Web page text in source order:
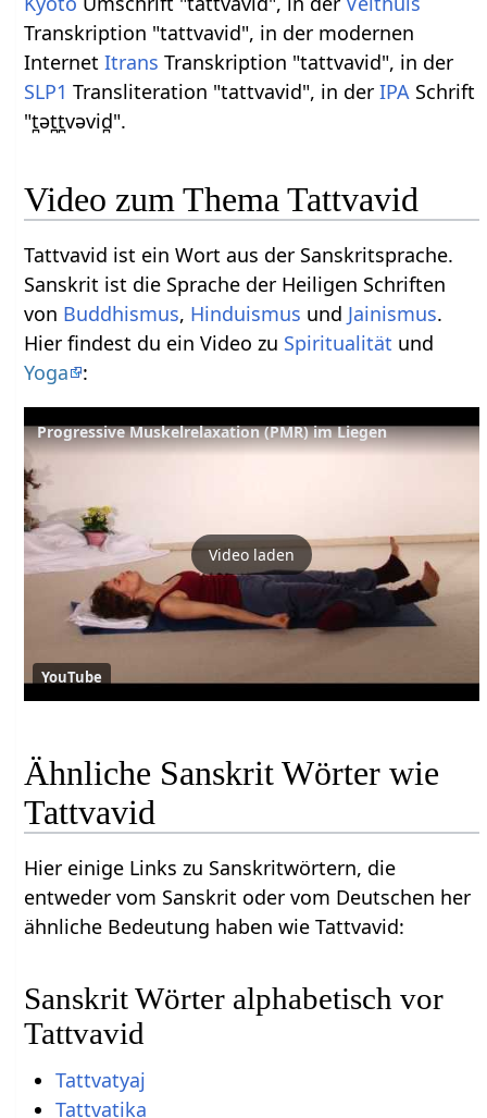
Transkription "tattvavid", in der modernen
InternetItrans Transkription "tattvavid", in der
SLP1 Transliteration "tattvavid", in derIPA Schrift
"t̪ət̪t̪vəvid̪".
Video zum Thema Tattvavid
Tattvavid ist ein Wort aus der Sanskritsprache.
Sanskrit ist die Sprache der Heiligen Schriften
von Buddhismus, Hinduismus und Jainismus.
Hier findest du ein Video zu Spiritualität und
Yoga
:
Progressive Muskelrelaxation (PMR) im Liegen
Video laden
YouTube
Ähnliche Sanskrit Wörter wie
Tattvavid
Hier einige Links zu Sanskritwörtern, die
entweder vom Sanskrit oder vom Deutschen her
ähnliche Bedeutung haben wie Tattvavid:
Sanskrit Wörter alphabetisch vor
Tattvavid
Tattvatyaj
Tattvatika